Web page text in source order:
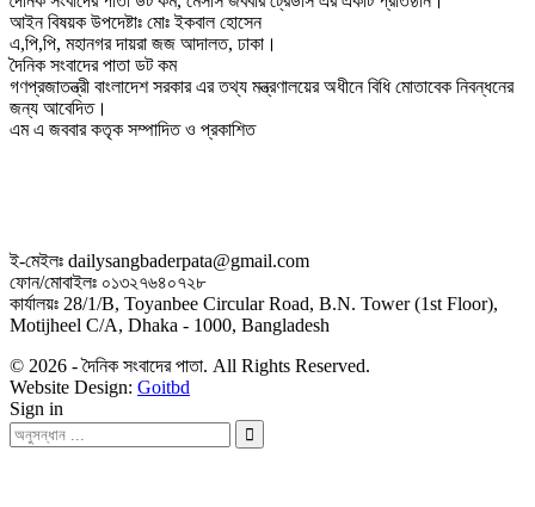
আইন বিষয়ক উপদেষ্টাঃ মোঃ ইকবাল হোসেন
এ,পি,পি, মহানগর দায়রা জজ আদালত, ঢাকা।
দৈনিক সংবাদের পাতা ডট কম
গণপ্রজাতন্ত্রী বাংলাদেশ সরকার এর তথ্য মন্ত্রণালয়ের অধীনে বিধি মোতাবেক নিবন্ধনের
জন্য আবেদিত।
এম এ জববার কতৃক সম্পাদিত ও প্রকাশিত
ই-মেইলঃ dailysangbaderpata@gmail.com
ফোন/মোবাইলঃ ০১৩২৭৬৪০৭২৮
কার্যালয়ঃ 28/1/B, Toyanbee Circular Road, B.N. Tower (1st Floor),
Motijheel C/A, Dhaka - 1000, Bangladesh
© 2026 - দৈনিক সংবাদের পাতা. All Rights Reserved.
Website Design: Goitbd
Sign in